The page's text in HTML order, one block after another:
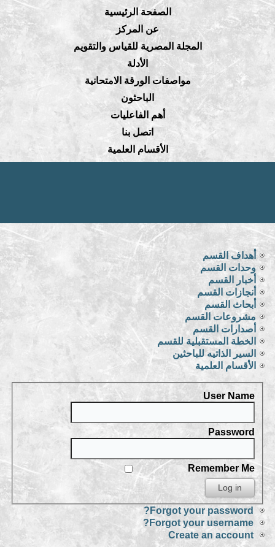
الصفحة الرئيسية
عن المركز
المجلة المصرية للقياس والتقويم
الأدلة
مواصفات الورقة الامتحانية
الباحثون
أهم الفاعليات
اتصل بنا
الأقسام العلمية
أهداف القسم
وحدات القسم
أخبار القسم
أنجازات القسم
أبحاث القسم
مشروعات القسم
أصدارات القسم
الخطة المستقبلية للقسم
السير الذاتيه للباحثين
الأقسام العلمية
User Name
Password
Remember Me
Forgot your password?
Forgot your username?
Create an account